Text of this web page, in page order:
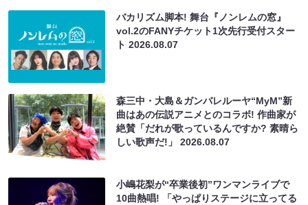
バカリズム脚本! 舞台『ノンレムの窓』
vol.2のFANYチケット1次先行受付スター
ト2026.08.07
森三中・大島＆ガンバレルーヤ“MyM”新
曲はあの伝説アニメとのコラボ! 作曲家が
絶賛「だれが歌っているんですか? 素晴ら
しい歌声だ!」2026.08.07
小嶋花梨が“卒業後初”ワンマンライブで
10曲熱唱! 「やっぱりステージに立ってる